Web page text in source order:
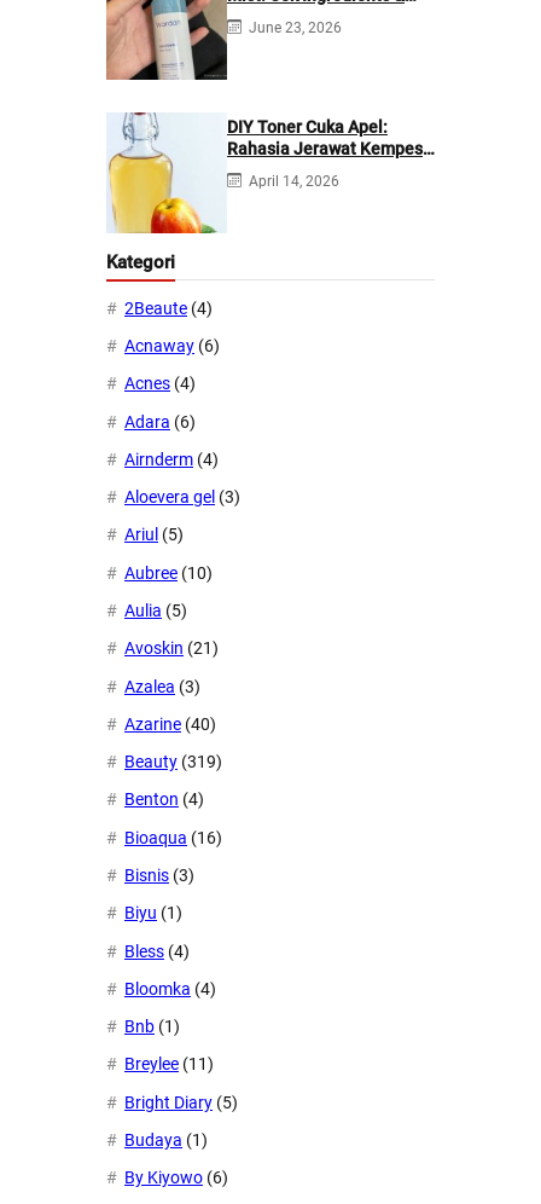
Manfaatnya
June 23, 2026
DIY Toner Cuka Apel:
Rahasia Jerawat Kempes
dalam 2 Hari!
April 14, 2026
Kategori
2Beaute (4)
Acnaway (6)
Acnes (4)
Adara (6)
Airnderm (4)
Aloevera gel (3)
Ariul (5)
Aubree (10)
Aulia (5)
Avoskin (21)
Azalea (3)
Azarine (40)
Beauty (319)
Benton (4)
Bioaqua (16)
Bisnis (3)
Biyu (1)
Bless (4)
Bloomka (4)
Bnb (1)
Breylee (11)
Bright Diary (5)
Budaya (1)
By Kiyowo (6)